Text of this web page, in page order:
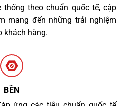
theo chuẩn quốc tế, cập
mang đến những trải nghiệm
khách hàng.
BỀN